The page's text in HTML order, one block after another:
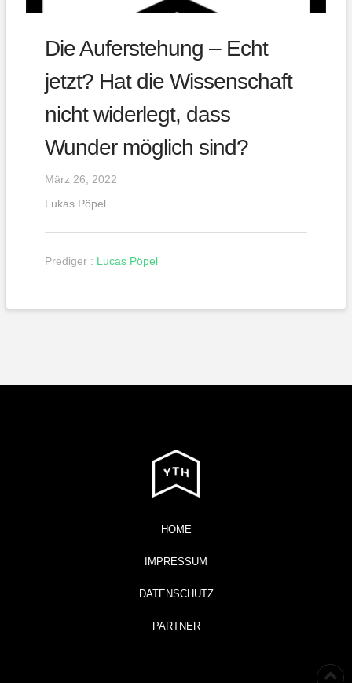
Die Auferstehung – Echt
jetzt? Hat die Wissenschaft
nicht widerlegt, dass
Wunder möglich sind?
März 26, 2022
Lukas Pöpel
Prediger : Lucas Pöpel
HOME
IMPRESSUM
DATENSCHUTZ
PARTNER